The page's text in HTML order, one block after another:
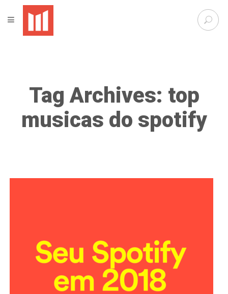
S
e
r
TOGGLE NAVIGATION
Tag Archives: top
musicas do spotify